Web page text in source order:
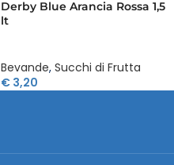
Derby Blue Arancia Rossa 1,5
lt
Bevande, Succhi di Frutta
€ 3,20